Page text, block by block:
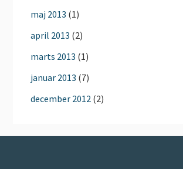
maj 2013 (1)
april 2013 (2)
marts 2013 (1)
januar 2013 (7)
december 2012 (2)